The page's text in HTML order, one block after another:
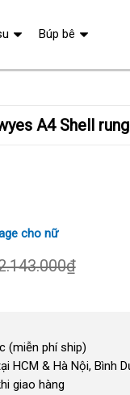
A4 Shell
cho nữ
(miễn phí ship)
HCM & Hà Nội, Bình
giao hàng
Búp bê